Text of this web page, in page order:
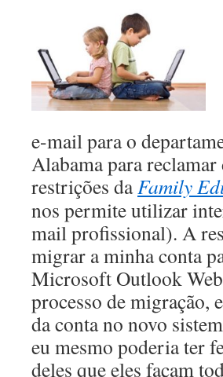
e-mail para o
Alabama para
restrições daFamily
nos permite utilizar
mail profissional). A
migrar a minha conta
Microsoft Outlook
processo de migração,
da conta no novo
eu mesmo poderia ter
deles que eles façam